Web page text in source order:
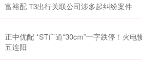
富裕配 T3出行关联公司涉多起纠纷案件
正中优配 *ST广道“30cm”一字跌停！火电
五连阳